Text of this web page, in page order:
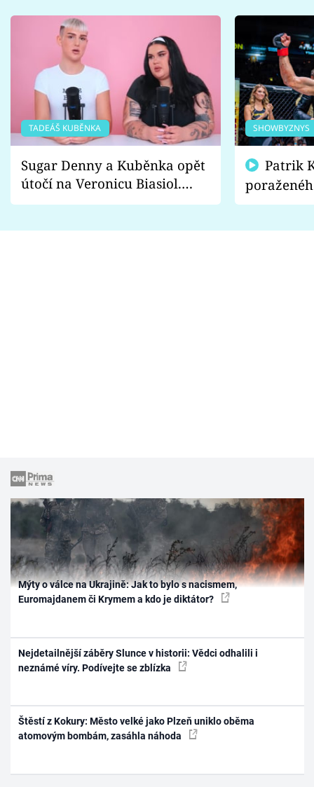
TADEÁŠ KUBĚNKA
Sugar Denny a Kuběnka opět
útočí na Veronicu Biasiol.
Proč je podle nich falešná a
SHOWBYZNYS
fanoušci
Mýty o válce na Ukrajině: Jak to bylo s nacismem,
Euromajdanem či Krymem a kdo je diktátor?
Nejdetailnější záběry Slunce v historii: Vědci odhalili i
neznámé víry. Podívejte se zblízka
Štěstí z Kokury: Město velké jako Plzeň uniklo oběma
atomovým bombám, zasáhla náhoda